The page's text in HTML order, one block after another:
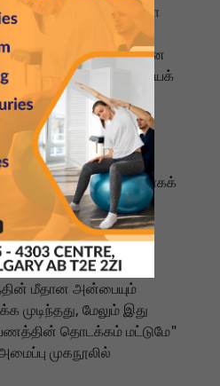
மொராக்கோ
பெரிய
நூற்றுக்கணக்கான
அணியின் வெற்றியைக்
ஜூலை 9 அன்று
மொராக்கோ,
எதிர்கொள்ளும்.
கனடிய அணியின்
பெருமிதம் கொள்வதாகக்
கூட்டமைப்புக்கும்
"தோல்வி
உலகக் கோப்பையானது
மற்றும் விளையாட்டு
மீதான அன்பையும்
முடிந்தது, மேலும் இது
தொடக்கம் மட்டுமே"
முகநூலில்